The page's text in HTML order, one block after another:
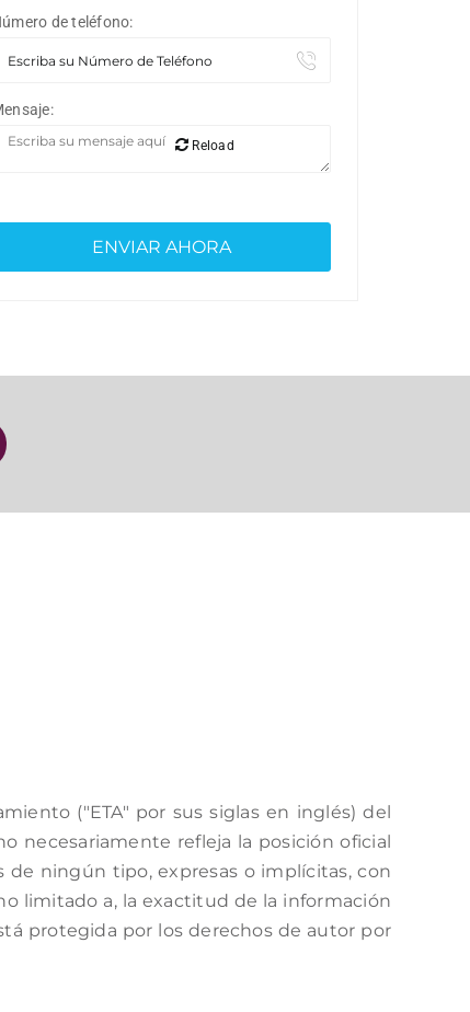
de teléfono:
Reload
("ETA" por sus siglas en inglés) del
necesariamente refleja la posición oficial
de ningún tipo, expresas o implícitas, con
limitado a, la exactitud de la información
protegida por los derechos de autor por